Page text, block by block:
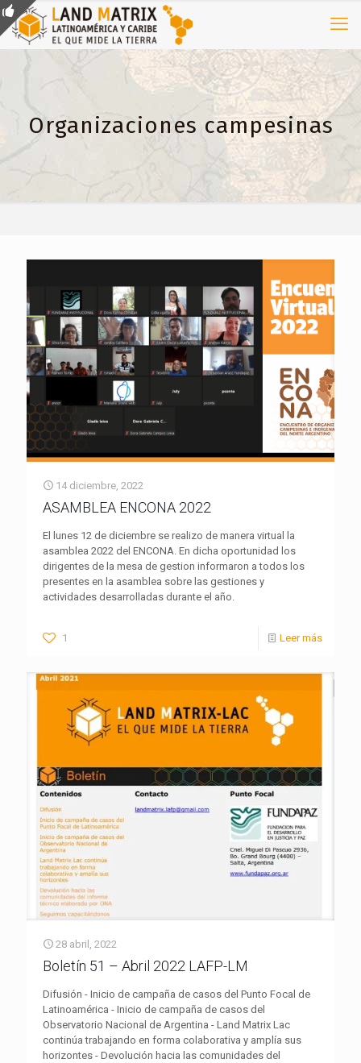
Organizaciones campesinas
14 diciembre, 2022
ASAMBLEA ENCONA 2022
El lunes 12 de diciembre se realizo de manera virtual la
asamblea 2022 del ENCONA. En dicha oportunidad los
dirigentes de la mesa de gestion informaron a todos los
presentes en la asamblea sobre las gestiones y
actividades desarrolladas durante el año.
1 Leer más
28 abril, 2022
Boletín 51 – Abril 2022 LAFP-LM
Difusión - Inicio de campaña de casos del Punto Focal de
Latinoamérica - Inicio de campaña de casos del
Observatorio Nacional de Argentina - Land Matrix Lac
continúa trabajando en forma colaborativa y amplía sus
horizontes - Devolución hacia las comunidades del